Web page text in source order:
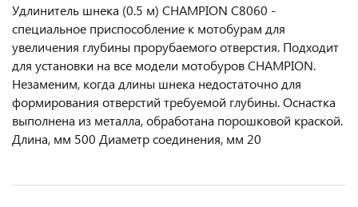
Удлинитель шнека (0.5 м) CHAMPION C8060 -
специальное приспособление к мотобурам для
увеличения глубины прорубаемого отверстия. Подходит
для установки на все модели мотобуров CHAMPION.
Незаменим, когда длины шнека недостаточно для
формирования отверстий требуемой глубины. Оснастка
выполнена из металла, обработана порошковой краской.
Длина, мм 500 Диаметр соединения, мм 20